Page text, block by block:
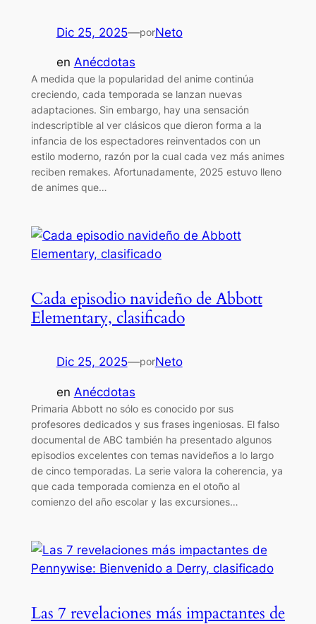
Dic 25, 2025—porNeto
en Anécdotas
A medida que la popularidad del anime continúa
creciendo, cada temporada se lanzan nuevas
adaptaciones. Sin embargo, hay una sensación
indescriptible al ver clásicos que dieron forma a la
infancia de los espectadores reinventados con un
estilo moderno, razón por la cual cada vez más animes
reciben remakes. Afortunadamente, 2025 estuvo lleno
de animes que…
Cada episodio navideño de Abbott
Elementary, clasificado
Dic 25, 2025—porNeto
en Anécdotas
Primaria Abbott no sólo es conocido por sus
profesores dedicados y sus frases ingeniosas. El falso
documental de ABC también ha presentado algunos
episodios excelentes con temas navideños a lo largo
de cinco temporadas. La serie valora la coherencia, ya
que cada temporada comienza en el otoño al
comienzo del año escolar y las excursiones…
Las 7 revelaciones más impactantes de